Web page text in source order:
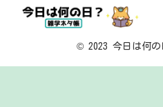
© 2023 今日は何の